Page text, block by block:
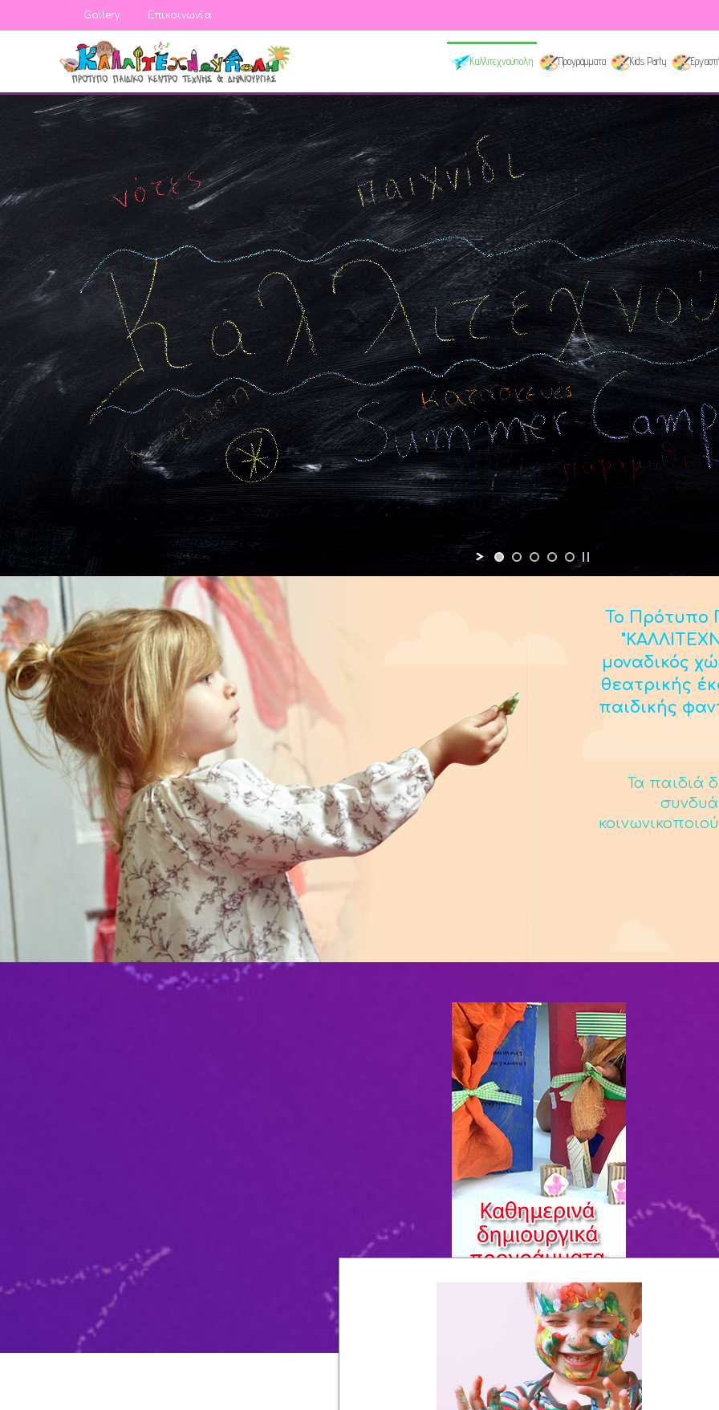
Gallery Επικοινωνία
Καλλιτεχνούπολη Προγράμματα Kids Party
Το Πρότυπο
μοναδικός
θεατρικής
παιδικής
Τα παιδιά